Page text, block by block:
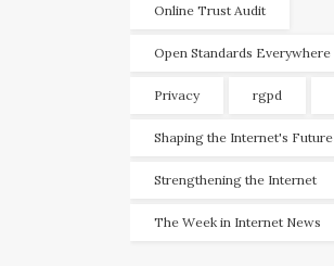
Online Trust Audit
Open Standards Everywhere
Privacy rgpd
Shaping the Internet's Future
Strengthening the Internet
The Week in Internet News